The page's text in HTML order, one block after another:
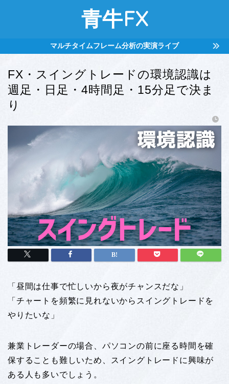
青牛FX
マルチタイムフレーム分析の実演ライブ
FX・スイングトレードの環境認識は
週足・日足・4時間足・15分足で決ま
り
「昼間は仕事で忙しいから夜がチャンスだな」
「チャートを頻繁に見れないからスイングトレードを
やりたいな」
兼業トレーダーの場合、パソコンの前に座る時間を確
保することも難しいため、スイングトレードに興味が
ある人も多いでしょう。